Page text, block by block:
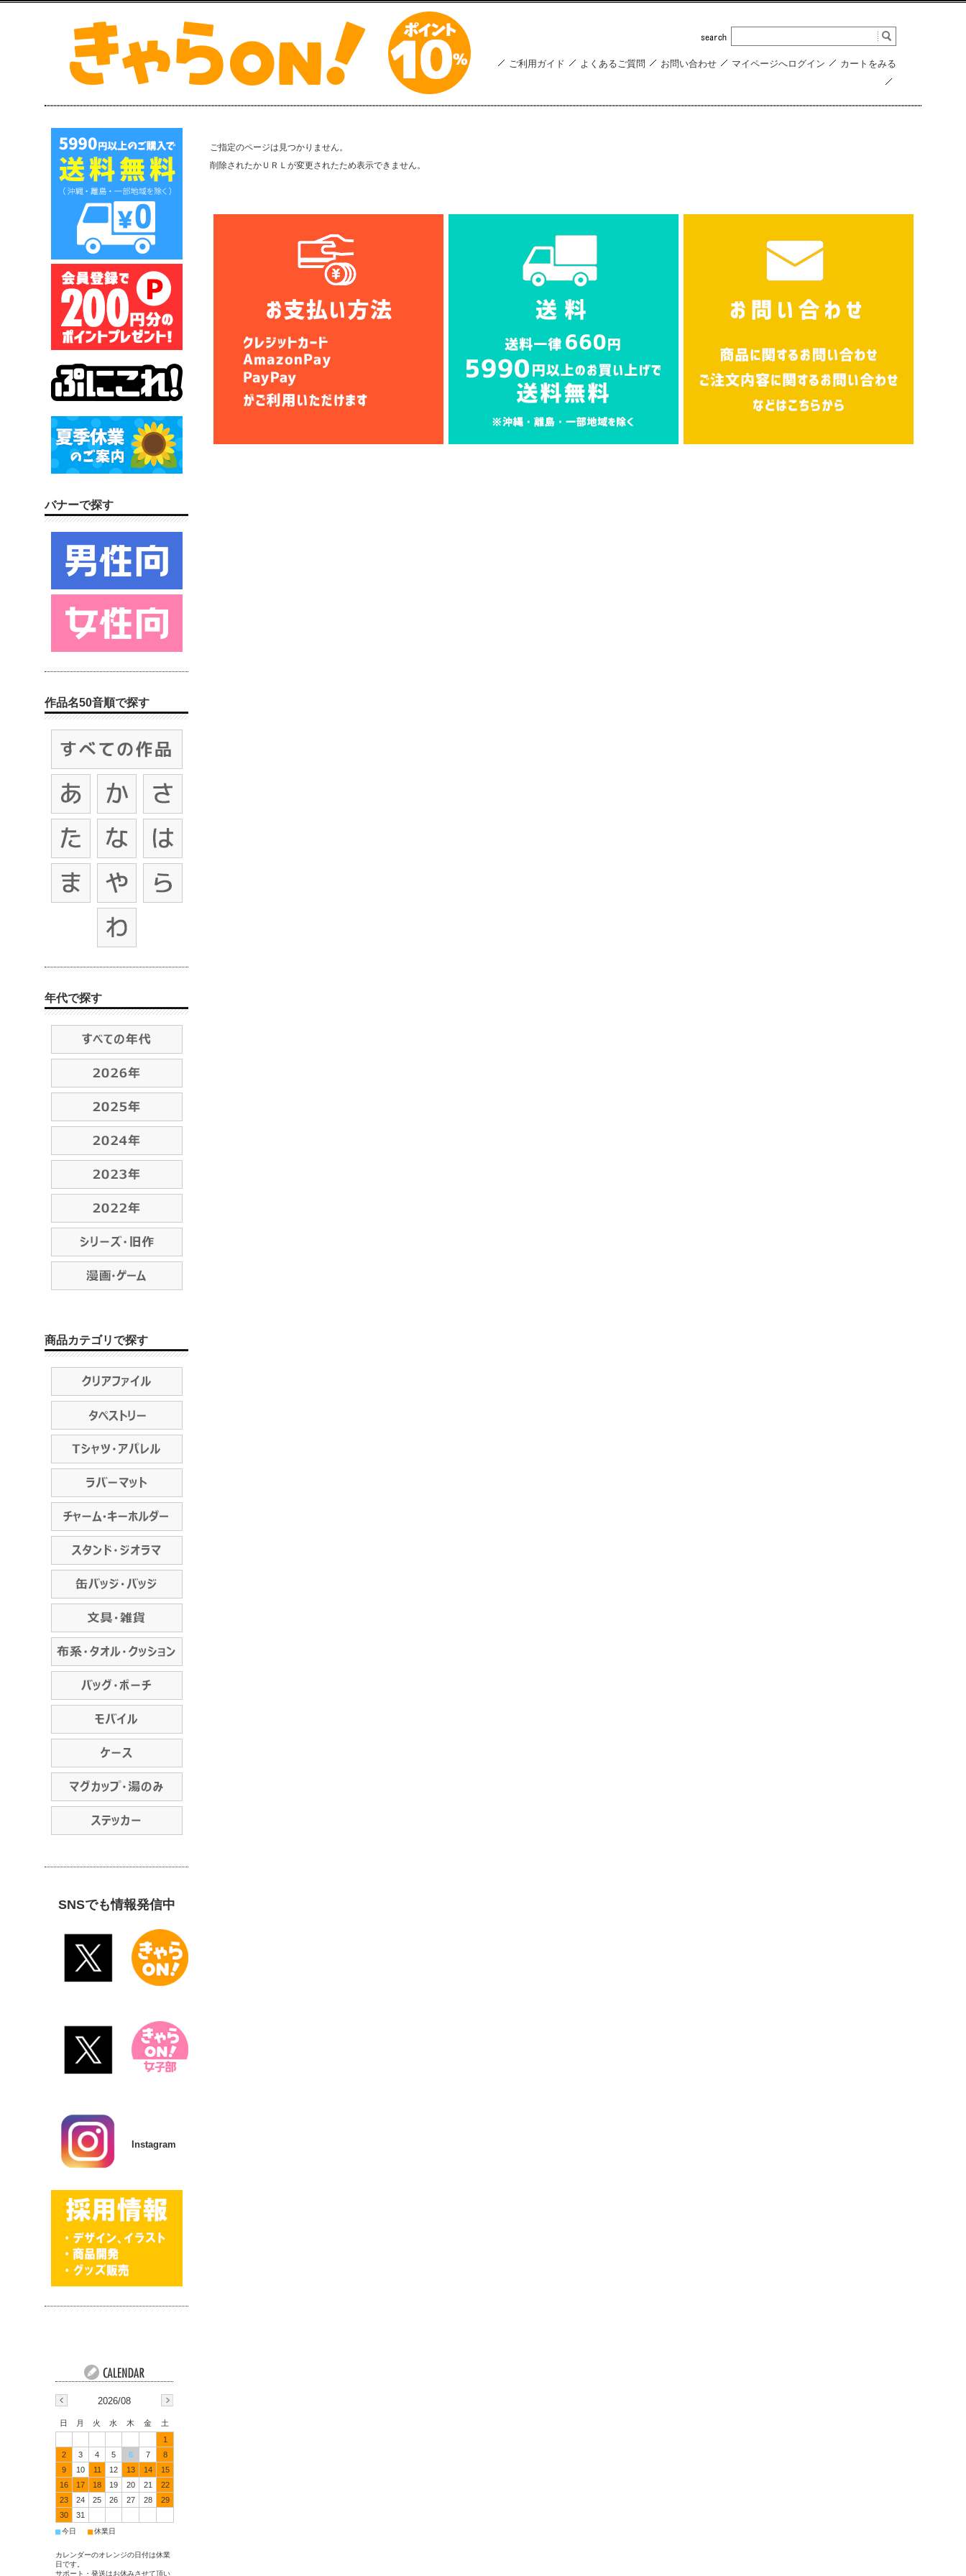
ご利用ガイド よくあるご質問 お問い合わせ マイページへログイン カートをみる
ご指定のページは見つかりません。
削除されたかＵＲＬが変更されたため表示できません。
バナーで探す
作品名50音順で探す
年代で探す
商品カテゴリで探す
SNSでも情報発信中
Instagram
2026/08
日 月 火 水 木 金
土
1
2
3 4 5 6 7
8
9
10 11 12 13 14
15
16
17 18 19 20 21
22
23
24 25 26 27 28
29
30
31
■今日 ■休業日
カレンダーのオレンジの日付は休業
日です。
サポート・発送はお休みさせて頂い